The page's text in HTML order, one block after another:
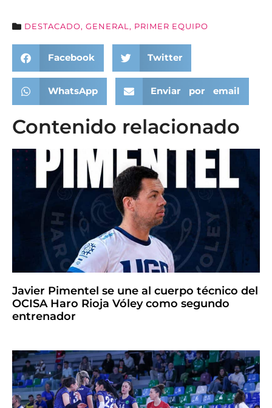
DESTACADO, GENERAL , PRIMER EQUIPO
Facebook Twitter
WhatsApp Enviar por email
Contenido relacionado
Javier Pimentel se une al cuerpo técnico del
OCISA Haro Rioja Vóley como segundo
entrenador